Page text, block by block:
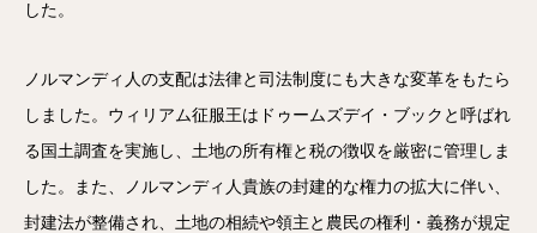
した。
ノルマンディ人の支配は法律と司法制度にも大きな変革をもたら
しました。ウィリアム征服王はドゥームズデイ・ブックと呼ばれ
る国土調査を実施し、土地の所有権と税の徴収を厳密に管理しま
した。また、ノルマンディ人貴族の封建的な権力の拡大に伴い、
封建法が整備され、土地の相続や領主と農民の権利・義務が規定